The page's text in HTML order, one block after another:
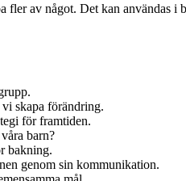
fler av något. Det kan användas
skapa förändring.
för framtiden.
barn?
bakning.
genom sin kommunikation.